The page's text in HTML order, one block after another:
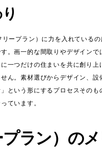
ープラン）に力を入れている
。画一的な間取りやデザイン
一つだけの住まいを共に創り
ん。素材選びからデザイン、
という形にするプロセスその
ています。
ラン）の